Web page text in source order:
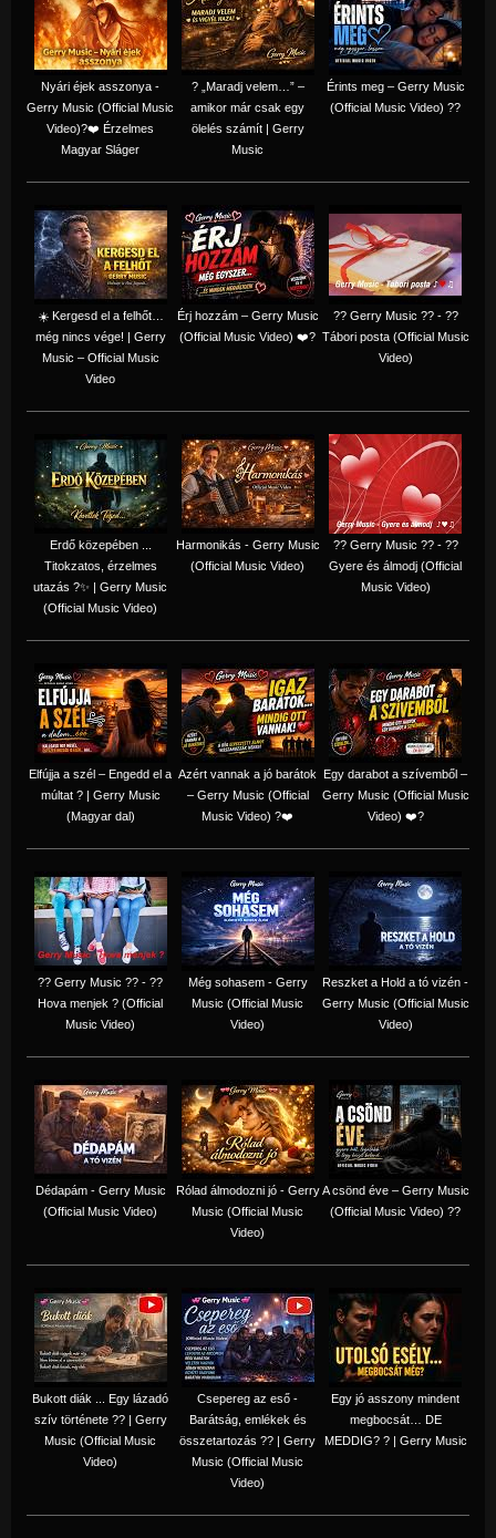
Nyári éjek asszonya -
Gerry Music (Official Music
Video)?❤️ Érzelmes
Magyar Sláger
? „Maradj velem…” –
amikor már csak egy
ölelés számít | Gerry
Music
Érints meg – Gerry Music
(Official Music Video) ??
☀️ Kergesd el a felhőt…
még nincs vége! | Gerry
Music – Official Music
Video
Érj hozzám – Gerry Music
(Official Music Video) ❤️?
?? Gerry Music ?? - ??
Tábori posta (Official Music
Video)
Erdő közepében ...
Titokzatos, érzelmes
utazás ?✨ | Gerry Music
(Official Music Video)
Harmonikás - Gerry Music
(Official Music Video)
?? Gerry Music ?? - ??
Gyere és álmodj (Official
Music Video)
Elfújja a szél – Engedd el a
múltat ? | Gerry Music
(Magyar dal)
Azért vannak a jó barátok
– Gerry Music (Official
Music Video) ?❤️
Egy darabot a szívemből –
Gerry Music (Official Music
Video) ❤️?
?? Gerry Music ?? - ??
Hova menjek ? (Official
Music Video)
Még sohasem - Gerry
Music (Official Music
Video)
Reszket a Hold a tó vizén -
Gerry Music (Official Music
Video)
Dédapám - Gerry Music
(Official Music Video)
Rólad álmodozni jó - Gerry
Music (Official Music
Video)
A csönd éve – Gerry Music
(Official Music Video) ??
Bukott diák ... Egy lázadó
szív története ?? | Gerry
Music (Official Music
Video)
Csepereg az eső -
Barátság, emlékek és
összetartozás ?️? | Gerry
Music (Official Music
Video)
Egy jó asszony mindent
megbocsát… DE
MEDDIG? ? | Gerry Music